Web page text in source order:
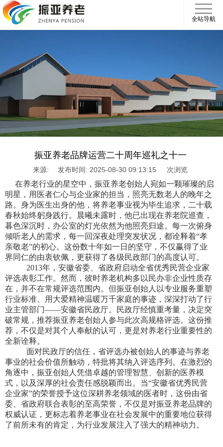
全站导航
振亚养老品牌运营二十周年巡礼之十一
来源: 发布时间: 2025-08-30 09:13:15 次浏览
在养老行业的星空中，振亚养老创始人宛如一颗璀璨的启
明星，用医者仁心与企业家的担当，照亮无数老人的晚年之
路。身为医生出身的他，将养老事业视为毕生追求，二十载
春秋始终躬身践行。晨曦未露时，他已出现在养老院巡查，
暮色深沉时，办公室的灯光依然为他照亮归途。每一次俯身
倾听老人的需求，每一回深夜处理突发状况，都诠释着“孝
亲敬老”的初心。这份数十年如一日的坚守，不仅赢得了业
界同仁的由衷钦佩，更获得了各级民政部门的高度认可。
2013年，安徽省委、省政府启动全省优秀民营企业家
评选表彰工作。然而，彼时养老机构多以民办非企业性质存
在，并不在常规评选范围内。但振亚创始人以专业服务重塑
行业标准、用大爱精神温暖万千家庭的事迹，深深打动了行
业主管部门——安徽省民政厅。民政厅经慎重考量，决定突
破常规，推荐振亚养老创始人参与此次高规格评选。这份推
荐，不仅是对其个人奉献的认可，更是对养老行业重要性的
全新诠释。
面对民政厅的信任，省评选办被创始人的事迹与养老
事业的社会价值所触动，特批将其纳入评选序列。在激烈的
角逐中，振亚创始人凭借卓越的管理智慧、创新的医养模
式，以及深厚的社会责任感脱颖而出。当“安徽省优秀民营
企业家”的荣誉授予这位深耕养老领域的医者时，这份由省
委、省政府联合表彰的至高荣誉，不仅是对振亚养老品牌的
权威认证，更标志着养老事业在社会发展中的重要地位获得
了前所未有的肯定，为行业发展注入了强大的精神动力。